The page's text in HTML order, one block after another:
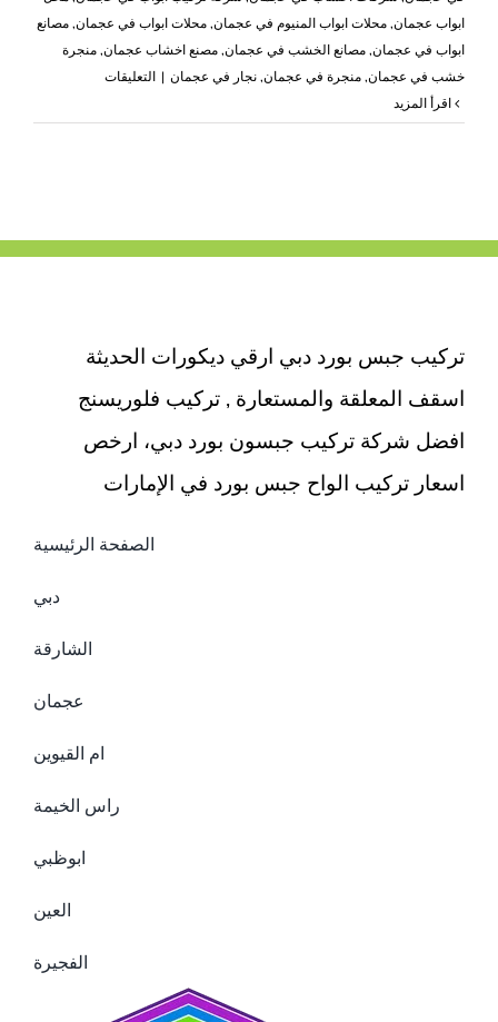
ابواب عجمان, محلات ابواب المنيوم في عجمان, محلات ابواب في عجمان, مصانع
ابواب في عجمان, مصانع الخشب في عجمان, مصنع اخشاب عجمان, منجرة
خشب في عجمان, منجرة في عجمان, نجار في عجمان | التعليقاتعلى
ابواب
ابواب
تركيب جبس بورد دبي ارقي ديكورات الحديثة
اسقف المعلقة والمستعارة , تركيب فلوريسنج
افضل شركة تركيب جبسون بورد دبي، ارخص
اسعار تركيب الواح جبس بورد في الإمارات
الصفحة الرئيسية
دبي
الشارقة
عجمان
ام القيوين
راس الخيمة
ابوظبي
العين
الفجيرة